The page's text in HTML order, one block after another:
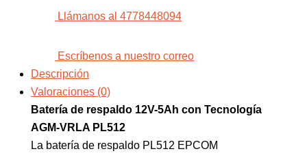
Llámanos al 4778448094
Escríbenos a nuestro correo
Descripción
Valoraciones (0)
Batería de respaldo 12V-5Ah con Tecnología
AGM-VRLA PL512
La batería de respaldo PL512 EPCOM